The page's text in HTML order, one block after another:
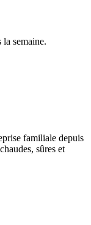
la semaine.
familiale depuis
sûres et